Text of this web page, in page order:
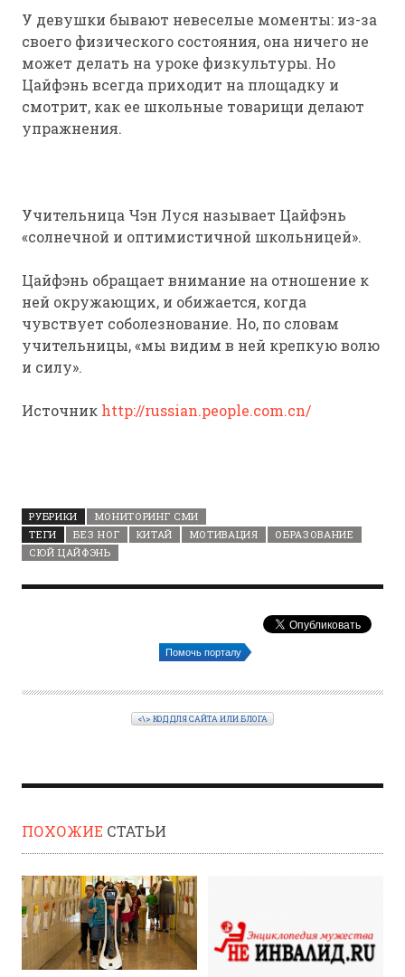
У девушки бывают невеселые моменты: из-за
своего физического состояния, она ничего не
может делать на уроке физкультуры. Но
Цайфэнь всегда приходит на площадку и
смотрит, как ее школьные товарищи делают
упражнения.
Учительница Чэн Луся называет Цайфэнь
«солнечной и оптимистичной школьницей».
Цайфэнь обращает внимание на отношение к
ней окружающих, и обижается, когда
чувствует соболезнование. Но, по словам
учительницы, «мы видим в ней крепкую волю
и силу».
Источник http://russian.people.com.cn/
РУБРИКИ
МОНИТОРИНГ СМИ
ТЕГИ
БЕЗ НОГ КИТАЙ МОТИВАЦИЯ
ОБРАЗОВАНИЕ
СЮЙ ЦАЙФЭНЬ
Помочь порталу
<\> КОД ДЛЯ САЙТА ИЛИ БЛОГА
ПОХОЖИЕ СТАТЬИ